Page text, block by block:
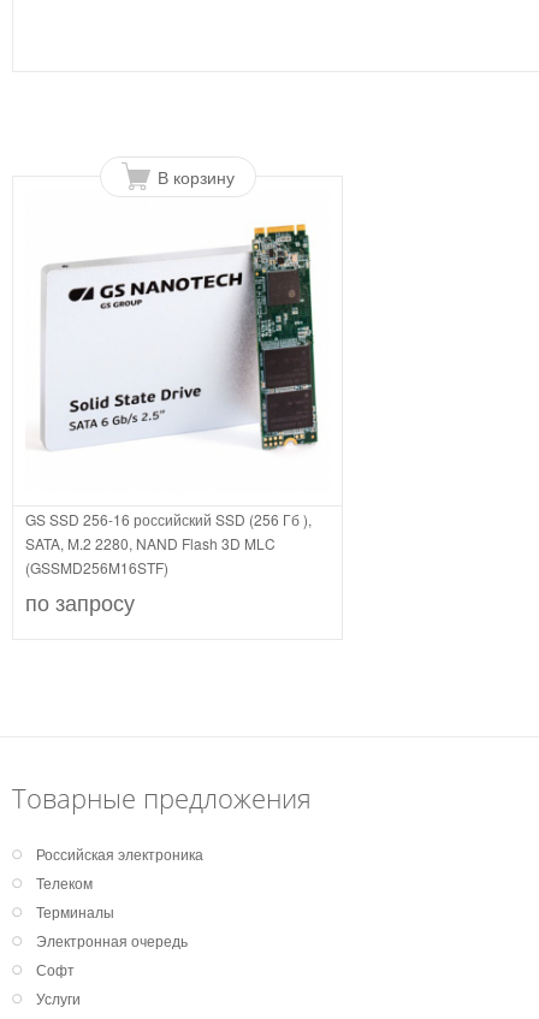
В корзину
GS SSD 256-16 российский SSD (256 Гб ),
SATA, M.2 2280, NAND Flash 3D MLC
(GSSMD256M16STF)
по запросу
Товарные предложения
Российская электроника
Телеком
Терминалы
Электронная очередь
Софт
Услуги